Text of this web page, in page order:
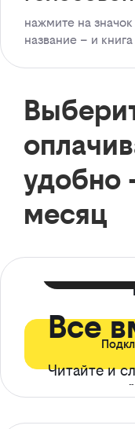
нажмите на
название – и
удобно
месяц
Все
Читайте и